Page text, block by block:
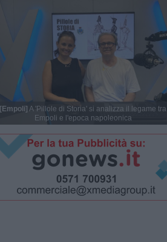
[Empoli] A 'Pillole di Storia' si analizza il legame tra
Empoli e l'epoca napoleonica